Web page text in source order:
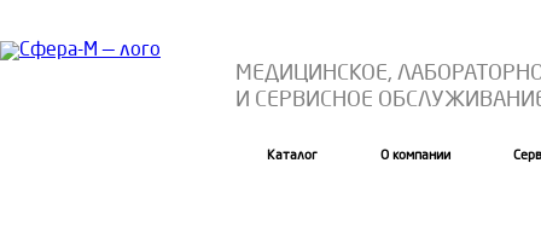
МЕДИЦИНСКОЕ,
И СЕРВИСНОЕ
Каталог О компании